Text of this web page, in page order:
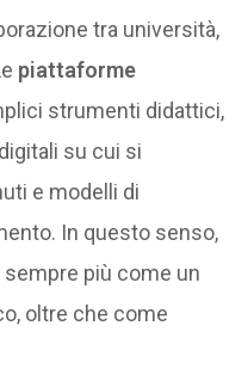
tra università,
piattaforme
strumenti didattici,
su cui si
e modelli di
In questo senso,
più come un
oltre che come